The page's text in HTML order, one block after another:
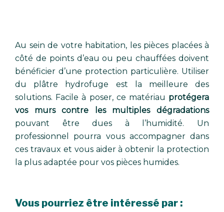
Au sein de votre habitation, les pièces placées à
côté de points d’eau ou peu chauffées doivent
bénéficier d’une protection particulière. Utiliser
du plâtre hydrofuge est la meilleure des
solutions. Facile à poser, ce matériau protégera
vos murs contre les multiples dégradations
pouvant être dues à l’humidité. Un
professionnel pourra vous accompagner dans
ces travaux et vous aider à obtenir la protection
la plus adaptée pour vos pièces humides.
Vous pourriez être intéressé par :